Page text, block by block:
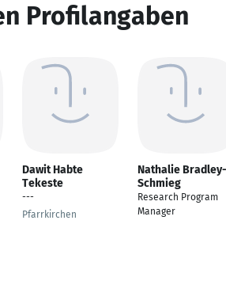
Profilangaben
Dawit Habte
Tekeste
---
Pfarrkirchen
Nathalie Bradley-
Schmieg
Research Program
Manager